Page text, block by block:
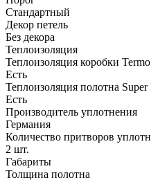
Стандартный
Декор петель
Без декора
Теплоизоляция
Теплоизоляция коробки
Есть
Теплоизоляция полотна
Есть
Производитель уплотнения
Германия
Количество притворов
2 шт.
Габариты
Толщина полотна